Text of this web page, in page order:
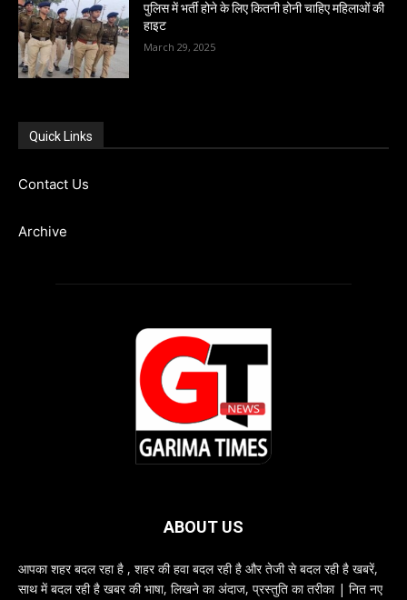
पुलिस में भर्ती होने के लिए कितनी होनी चाहिए महिलाओं की
हाइट
March 29, 2025
Quick Links
Contact Us
Archive
ABOUT US
आपका शहर बदल रहा है , शहर की हवा बदल रही है और तेजी से बदल रही है खबरें,
साथ में बदल रही है खबर की भाषा, लिखने का अंदाज, प्रस्तुति का तरीका | नित नए